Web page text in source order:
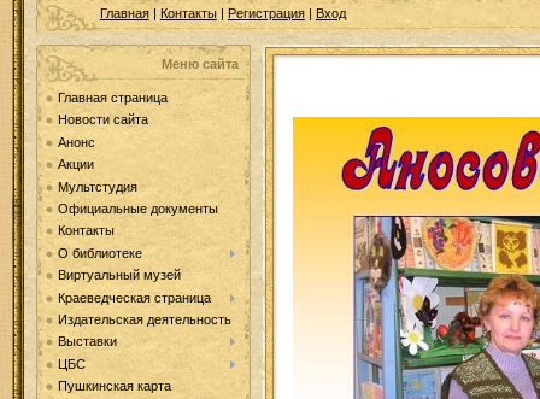
Главная| Контакты| Регистрация| Вход
Меню сайта
Главная страница
Новости сайта
Анонс
Акции
Мультстудия
Официальные документы
Контакты
О библиотеке
Виртуальный музей
Краеведческая страница
Издательская деятельность
Выставки
ЦБС
Пушкинская карта